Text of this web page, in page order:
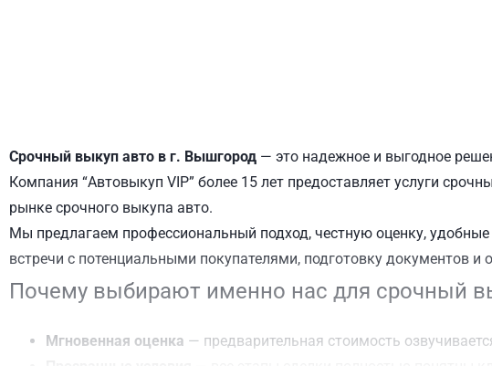
Срочный выкуп авто в г. Вышгород — это надежное и выгодное
Компания “Автовыкуп VIP” более 15 лет предоставляет услуги
рынке срочного выкупа авто.
Мы предлагаем профессиональный подход, честную оценку,
встречи с потенциальными покупателями, подготовку документов
Почему выбирают именно нас для срочный
Мгновенная оценка — предварительная стоимость